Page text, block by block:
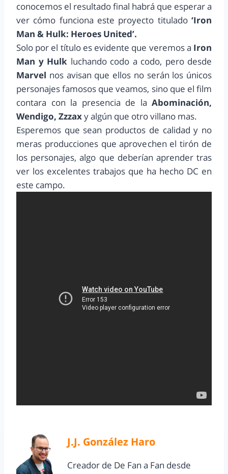
conocemos el resultado final habrá que esperar a
ver cómo funciona este proyecto titulado ‘Iron
Man & Hulk: Heroes United’.
Solo por el título es evidente que veremos a Iron
Man y Hulk luchando codo a codo, pero desde
Marvel nos avisan que ellos no serán los únicos
personajes famosos que veamos, sino que el film
contara con la presencia de la Abominación,
Wendigo, Zzzaxy algún que otro villano mas.
Esperemos que sean productos de calidad y no
meras producciones que aprovechen el tirón de
los personajes, algo que deberían aprender tras
ver los excelentes trabajos que ha hecho DC en
este campo.
J.J. González Haro
Creador de De Fan a Fan desde